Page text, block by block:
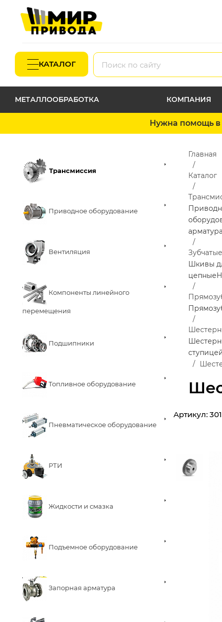
КАТАЛОГ
МЕТАЛЛООБРАБОТКА КОМПАНИЯ
Нужна помощь в
Трансмиссия
Приводное оборудование
Вентиляция
Компоненты линейного
перемещения
Подшипники
Топливное оборудование
Пневматическое оборудование
РТИ
Жидкости и смазка
Подъемное оборудование
Запорная арматура
Главная
Каталог
арматура
Шкивы
цепные
Артикул: